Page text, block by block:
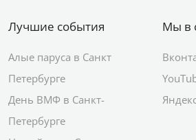
Лучшие события
Алые паруса в Санкт
Петербурге
День ВМФ в Санкт-
Петербурге
Мы в